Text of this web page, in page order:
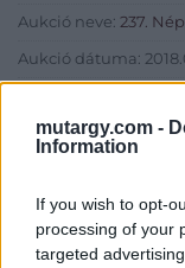
mutargy.com -
Information
If you wish to opt-
processing of your
targeted
Aukció neve: 237.
Aukció dátuma:
Aukció helye:
Eladó